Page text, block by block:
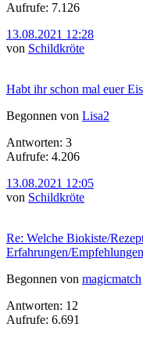
Aufrufe: 7.126
13.08.2021 12:28
von Schildkröte
Habt ihr schon mal euer
Begonnen von Lisa2
Antworten: 3
Aufrufe: 4.206
13.08.2021 12:05
von Schildkröte
Re: Welche Biokiste/
Erfahrungen/Empfehlungen
Begonnen von magicmatch
Antworten: 12
Aufrufe: 6.691